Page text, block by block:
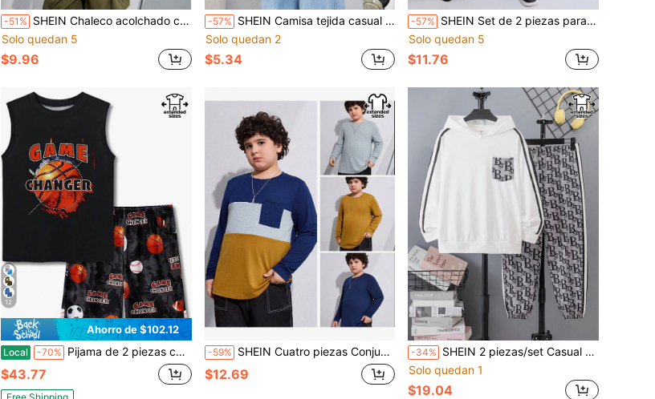
-51% SHEIN Chaleco acolchado con capucha y bolsillos para niño preadolescente de talla extendida para invierno, abrigo acolchado
Solo quedan 5
$9.96
-57% SHEIN Camisa tejida casual de manga corta con estampado de tigre y letras, con cuello y botones, para niños preadolescentes en tallas extendidas
Solo quedan 2
$5.34
-57% SHEIN Set de 2 piezas para adolescentes con sudadera con capucha estampada camuflada de botones en la mitad y camisa holgada con pantalones de chándal para niños, tallas extendidas. Adecuado para ocio diario, viajes y deportes. Todos las estaciones del año
Solo quedan 5
$11.76
12
Ahorro de $102.12
Local -70% Pijama de 2 piezas cálido de verano para niños pequeños y mayores, incluye top de tirantes tipo gamer negro y pantalones cortos. Conjunto de pijama genial para niños de tallas 6-18
$43.77
-59% SHEIN Cuatro piezas Conjunto de camisetas de manga larga regulares de talla extendida para niños preadolescentes, Otoño/Invierno
$12.69
-34% SHEIN 2 piezas/set Casual de sudadera con capucha con bolsillo estampado y pantalones con cordón estampado de punto para niños pequeños y tallas extendidas, adecuado para uso diario, viajes, deportes, 4 estaciones, forro polar, engrosado
Solo quedan 1
$19.04